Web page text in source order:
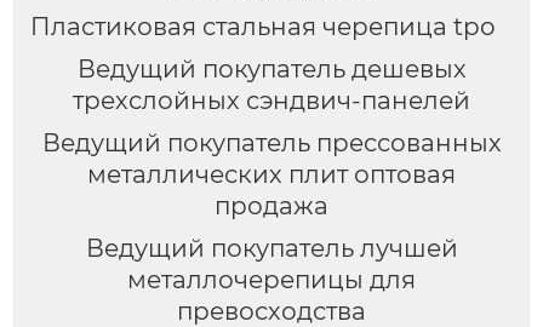
Пластиковая стальная черепица tpo
Ведущий покупатель дешевых
трехслойных сэндвич-панелей
Ведущий покупатель прессованных
металлических плит оптовая
продажа
Ведущий покупатель лучшей
металлочерепицы для
превосходства